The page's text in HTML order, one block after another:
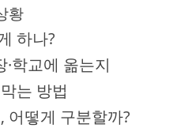
황
하나?
학교에 옮는지
는 방법
어떻게 구분할까?